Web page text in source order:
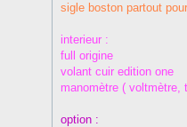
sigle boston partout
interieur :
full origine
volant cuir edition one
manomètre ( voltmètre,
option :